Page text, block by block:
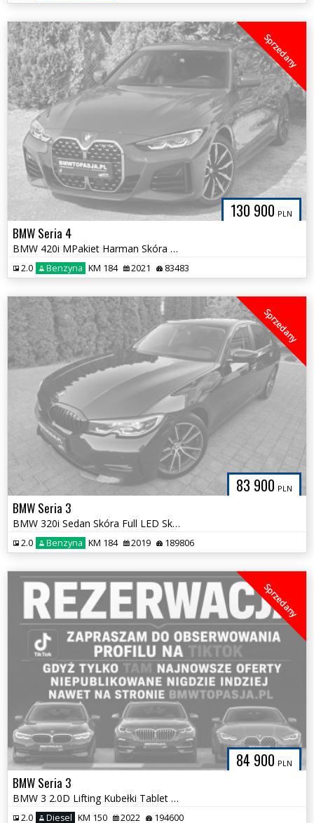
130 900 PLN
Sprzedany
BMW Seria 4
BMW 420i MPakiet Harman Skóra DRAVIT GRAU Bezwypadkowa HAK Tylko 83tys
2.0 Benzyna KM 184 2021 83483
83 900 PLN
Sprzedany
BMW Seria 3
BMW 320i Sedan Skóra Full LED Skrętny Pełny Serwis 100% Bezwypadkowa
2.0 Benzyna KM 184 2019 189806
84 900 PLN
Sprzedany
BMW Seria 3
BMW 3 2.0D Lifting Kubełki Tablet Asystent Jazdy 100% Bezwypadkowa
2.0 Diesel KM 150 2022 194600